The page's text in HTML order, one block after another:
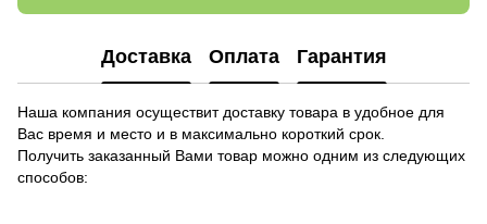
Доставка Оплата Гарантия
Наша компания осуществит доставку товара в удобное для
Вас время и место и в максимально короткий срок.
Получить заказанный Вами товар можно одним из следующих
способов: